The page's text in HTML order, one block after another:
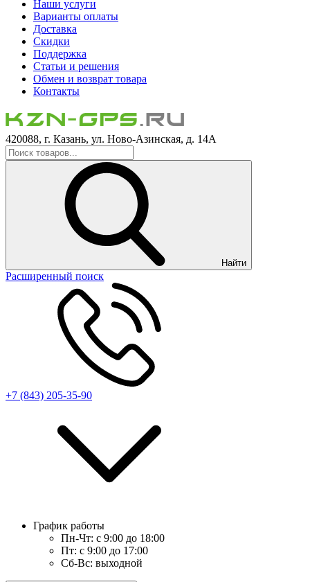
Наши услуги
Варианты оплаты
Доставка
Скидки
Поддержка
Статьи и решения
Обмен и возврат товара
Контакты
420088, г. Казань, ул. Ново-Азинская, д. 14А
Найти
Расширенный поиск
+7 (843) 205-35-90
График работы
Пн-Чт: с 9:00 до 18:00
Пт: с 9:00 до 17:00
Сб-Вс: выходной